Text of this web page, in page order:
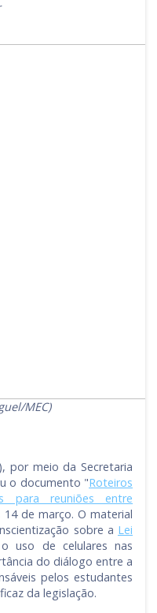
Paulo
MEC)
por meio da Secretaria
o documento "Roteiros
para reuniões entre
de março. O material
sobre a Lei
uso de celulares nas
do diálogo entre a
pelos estudantes
da legislação.